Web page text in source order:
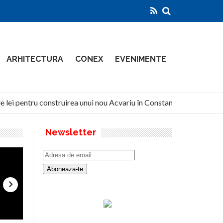
ARHITECTURA CONEX EVENIMENTE
pentru construirea unui nou Acvariu în Constanța
Newsletter